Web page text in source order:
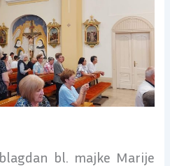
bl. majke Marije